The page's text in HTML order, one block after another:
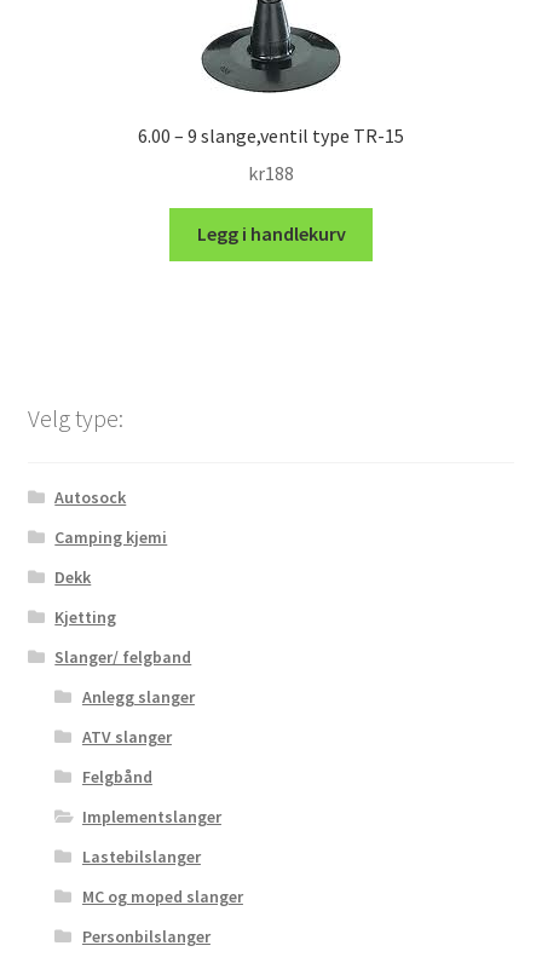
6.00 – 9 slange,ventil type TR-15
kr188
Legg i handlekurv
Velg type:
Autosock
Camping kjemi
Dekk
Kjetting
Slanger/ felgband
Anlegg slanger
ATV slanger
Felgbånd
Implementslanger
Lastebilslanger
MC og moped slanger
Personbilslanger